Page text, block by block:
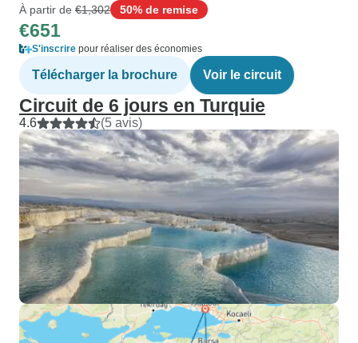
À partir de €1,302 50% de remise
€651
S'inscrire pour réaliser des économies
Télécharger la brochure Voir le circuit
Circuit de 6 jours en Turquie
4.6 (5 avis)